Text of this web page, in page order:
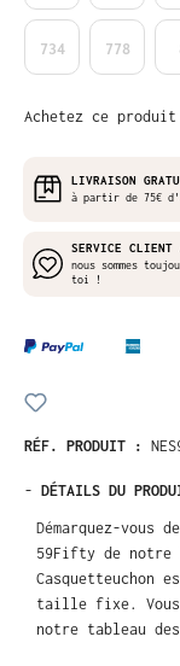
734 778
Achetez ce produit
LIVRAISON
à partir de 75€
SERVICE CLIENT
nous sommes
toi !
RÉF. PRODUIT :
- DÉTAILS DU
Démarquez-
59Fifty de notre
Casquetteuchon
taille fixe. Vous
notre tableau